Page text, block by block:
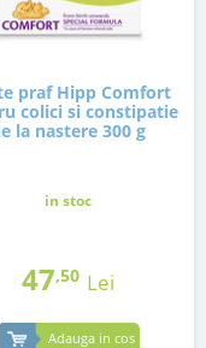
praf Hipp Comfort
colici si constipatie
la nastere 300 g
in stoc
47,50 Lei
Adauga in cos